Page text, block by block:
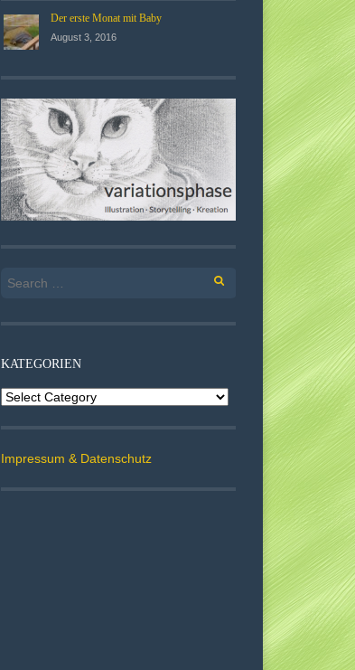
Der erste Monat mit Baby
August 3, 2016
Search
KATEGORIEN
Kategorien
Impressum & Datenschutz